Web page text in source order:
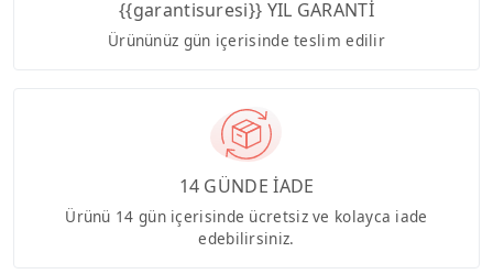
{{garantisuresi}} YIL GARANTİ
Ürününüz gün içerisinde teslim edilir
14 GÜNDE İADE
Ürünü 14 gün içerisinde ücretsiz ve kolayca iade
edebilirsiniz.